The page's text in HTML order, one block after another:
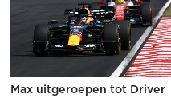
Max uitgeroepen tot Driver